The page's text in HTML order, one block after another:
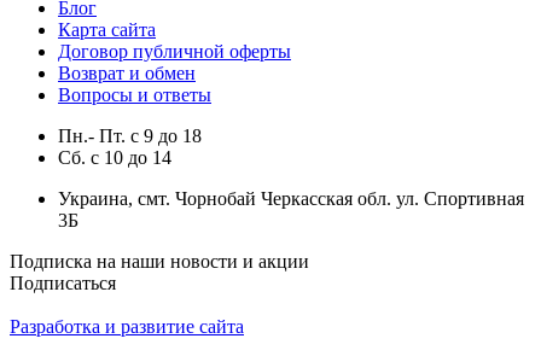
Блог
Карта сайта
Договор публичной оферты
Возврат и обмен
Вопросы и ответы
Пн.- Пт. с 9 до 18
Сб. с 10 до 14
Украина, смт. Чорнобай Черкасская обл. ул. Спортивная
3Б
Подписка на наши новости и акции
Подписаться
Разработка и развитие сайта